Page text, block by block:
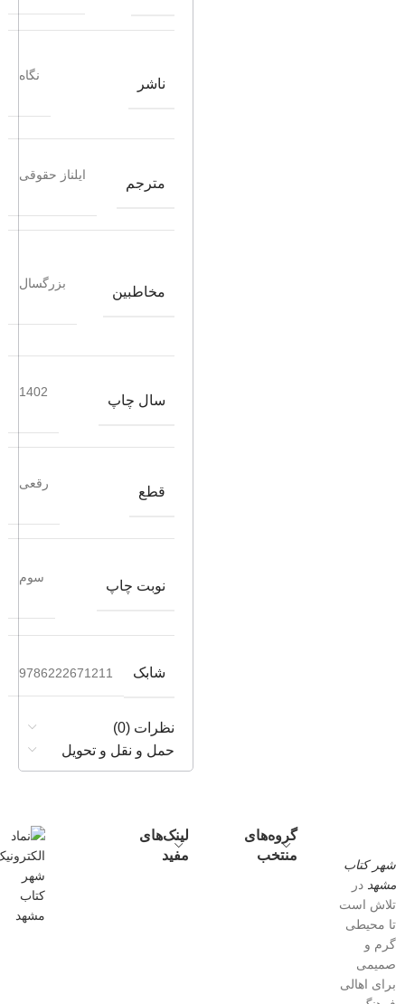
ناشر
نگاه
مترجم
ایلناز حقوقی
مخاطبین
بزرگسال
سال چاپ
1402
قطع
رقعی
نوبت چاپ
سوم
شابک 9786222671211
نظرات (0)
حمل و نقل و تحویل
شهر کتاب
مشهد در
تلاش است
تا محیطی
گرم و
صمیمی
برای اهالی
گروه‌های
منتخب
لینک‌های
مفید